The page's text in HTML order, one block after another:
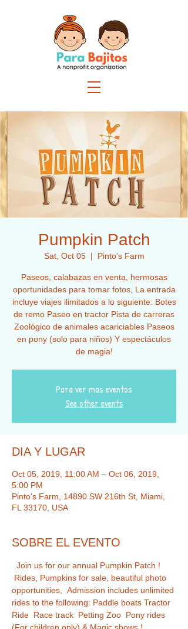
Pumpkin Patch
Sat, Oct 05
  |
Pinto's Farm
Paseos, calabazas en venta, hermosas
oportunidades para tomar fotos, La entrada
incluye viajes ilimitados a lo siguiente: Botes
de remo Paseo en tractor Pista de carreras
Zoológico de animales acariciables Paseos
en pony (solo para niños) Y espectáculos
de magia!
Para ver mas eventos
See other events
DIA Y LUGAR
Oct 05, 2019, 11:00 AM – Oct 06, 2019,
5:00 PM
Pinto's Farm, 14890 SW 216th St, Miami,
FL 33170, USA
SOBRE EL EVENTO
Join us for our annual Pumpkin Patch !
Rides, Pumpkins for sale, beautiful photo
opportunities,  Admission includes unlimited
rides to the following: Paddle boats Tractor
Ride  Race track  Petting Zoo  Pony rides
(For children only) & Magic shows !